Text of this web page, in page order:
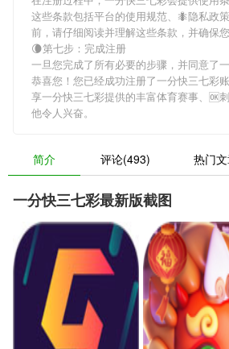
这些条款包括平台的使用规范、🐜隐私政
前，请仔细阅读并理解这些条款，并确保您
🌘第七步：完成注册
一旦您完成了所有必要的步骤，并同意了
恭喜您！您已经成功注册了一分快三七彩
享一分快三七彩提供的丰富体育赛事、🆗
他令人兴奋。
简介 评论(493) 热门
一分快三七彩最新版截图